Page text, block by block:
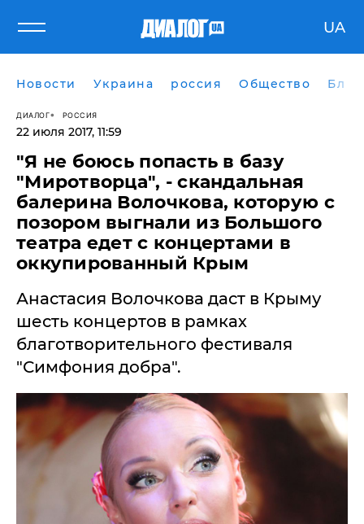
UA
Новости Украина россия Общество
ДИАЛОГ РОССИЯ
22 июля 2017, 11:59
"Я не боюсь попасть в базу
"Миротворца", - скандальная
балерина Волочкова, которую с
позором выгнали из Большого
театра едет с концертами в
оккупированный Крым
Анастасия Волочкова даст в Крыму
шесть концертов в рамках
благотворительного фестиваля
"Симфония добра".